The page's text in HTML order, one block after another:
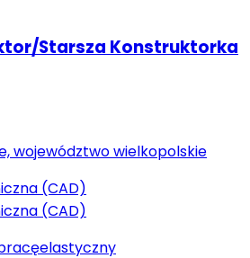
Starsza Konstruktorka
województwo wielkopolskie
(CAD)
(CAD)
elastyczny